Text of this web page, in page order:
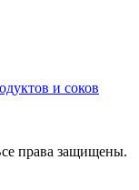
и соков
права защищены.